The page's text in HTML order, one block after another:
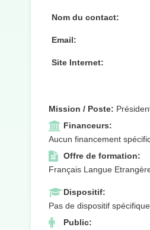
Nom du contact:
Email:
Site Internet:
Mission / Poste:
Financeurs:
Aucun financement
Offre de formation:
Français Langue
Dispositif:
Pas de dispositif spécifique
Public: